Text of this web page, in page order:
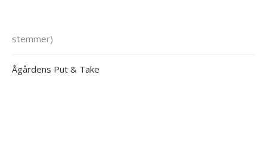
stemmer)
Ågårdens Put & Take